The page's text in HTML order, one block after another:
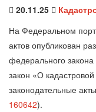
20.11.25
На Федеральном
актов опубликован
федерального
закон «О
законодательные
160642).